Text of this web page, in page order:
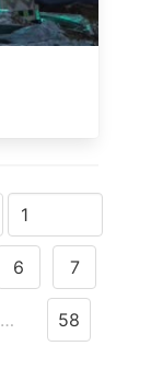
6 7
… 58